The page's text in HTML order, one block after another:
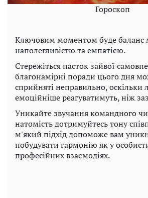
Гороскоп
Ключовим моментом буде баланс
наполегливістю та емпатією.
Стережіться пасток зайвої
благонамірні поради цього дня
сприйняті неправильно, оскільки
емоційніше реагуватимуть, ніж
Уникайте звучання командного
натомість дотримуйтесь тону
м'який підхід допоможе вам
побудувати гармонію як у
професійних взаємодіях.